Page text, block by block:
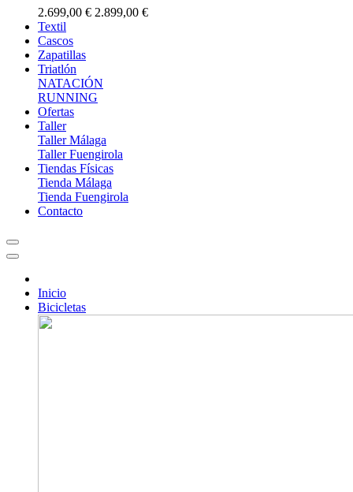
2.699,00 € 2.899,00 €
Textil
Cascos
Zapatillas
Triatlón
NATACIÓN
RUNNING
Ofertas
Taller
Taller Málaga
Taller Fuengirola
Tiendas Físicas
Tienda Málaga
Tienda Fuengirola
Contacto
Inicio
Bicicletas